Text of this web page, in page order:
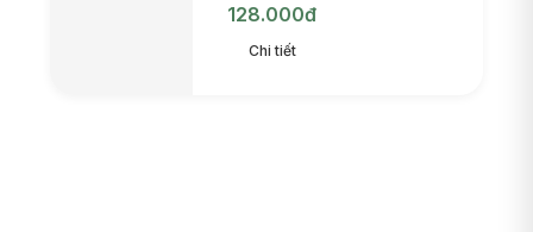
128.000đ
Chi tiết